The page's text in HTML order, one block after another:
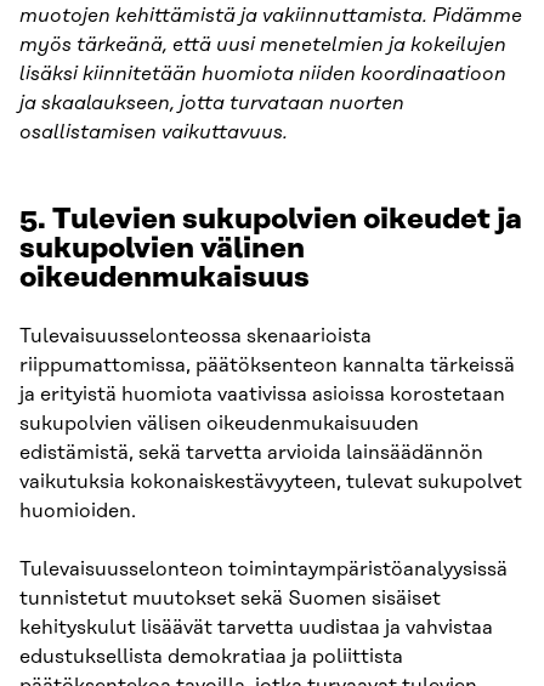
muotojen kehittämistä ja vakiinnuttamista. Pidämme
myös tärkeänä, että uusi menetelmien ja kokeilujen
lisäksi kiinnitetään huomiota niiden koordinaatioon
ja skaalaukseen, jotta turvataan nuorten
osallistamisen vaikuttavuus.
5. Tulevien sukupolvien oikeudet ja
sukupolvien välinen
oikeudenmukaisuus
Tulevaisuusselonteossa skenaarioista
riippumattomissa, päätöksenteon kannalta tärkeissä
ja erityistä huomiota vaativissa asioissa korostetaan
sukupolvien välisen oikeudenmukaisuuden
edistämistä, sekä tarvetta arvioida lainsäädännön
vaikutuksia kokonaiskestävyyteen, tulevat sukupolvet
huomioiden.
Tulevaisuusselonteon toimintaympäristöanalyysissä
tunnistetut muutokset sekä Suomen sisäiset
kehityskulut lisäävät tarvetta uudistaa ja vahvistaa
edustuksellista demokratiaa ja poliittista